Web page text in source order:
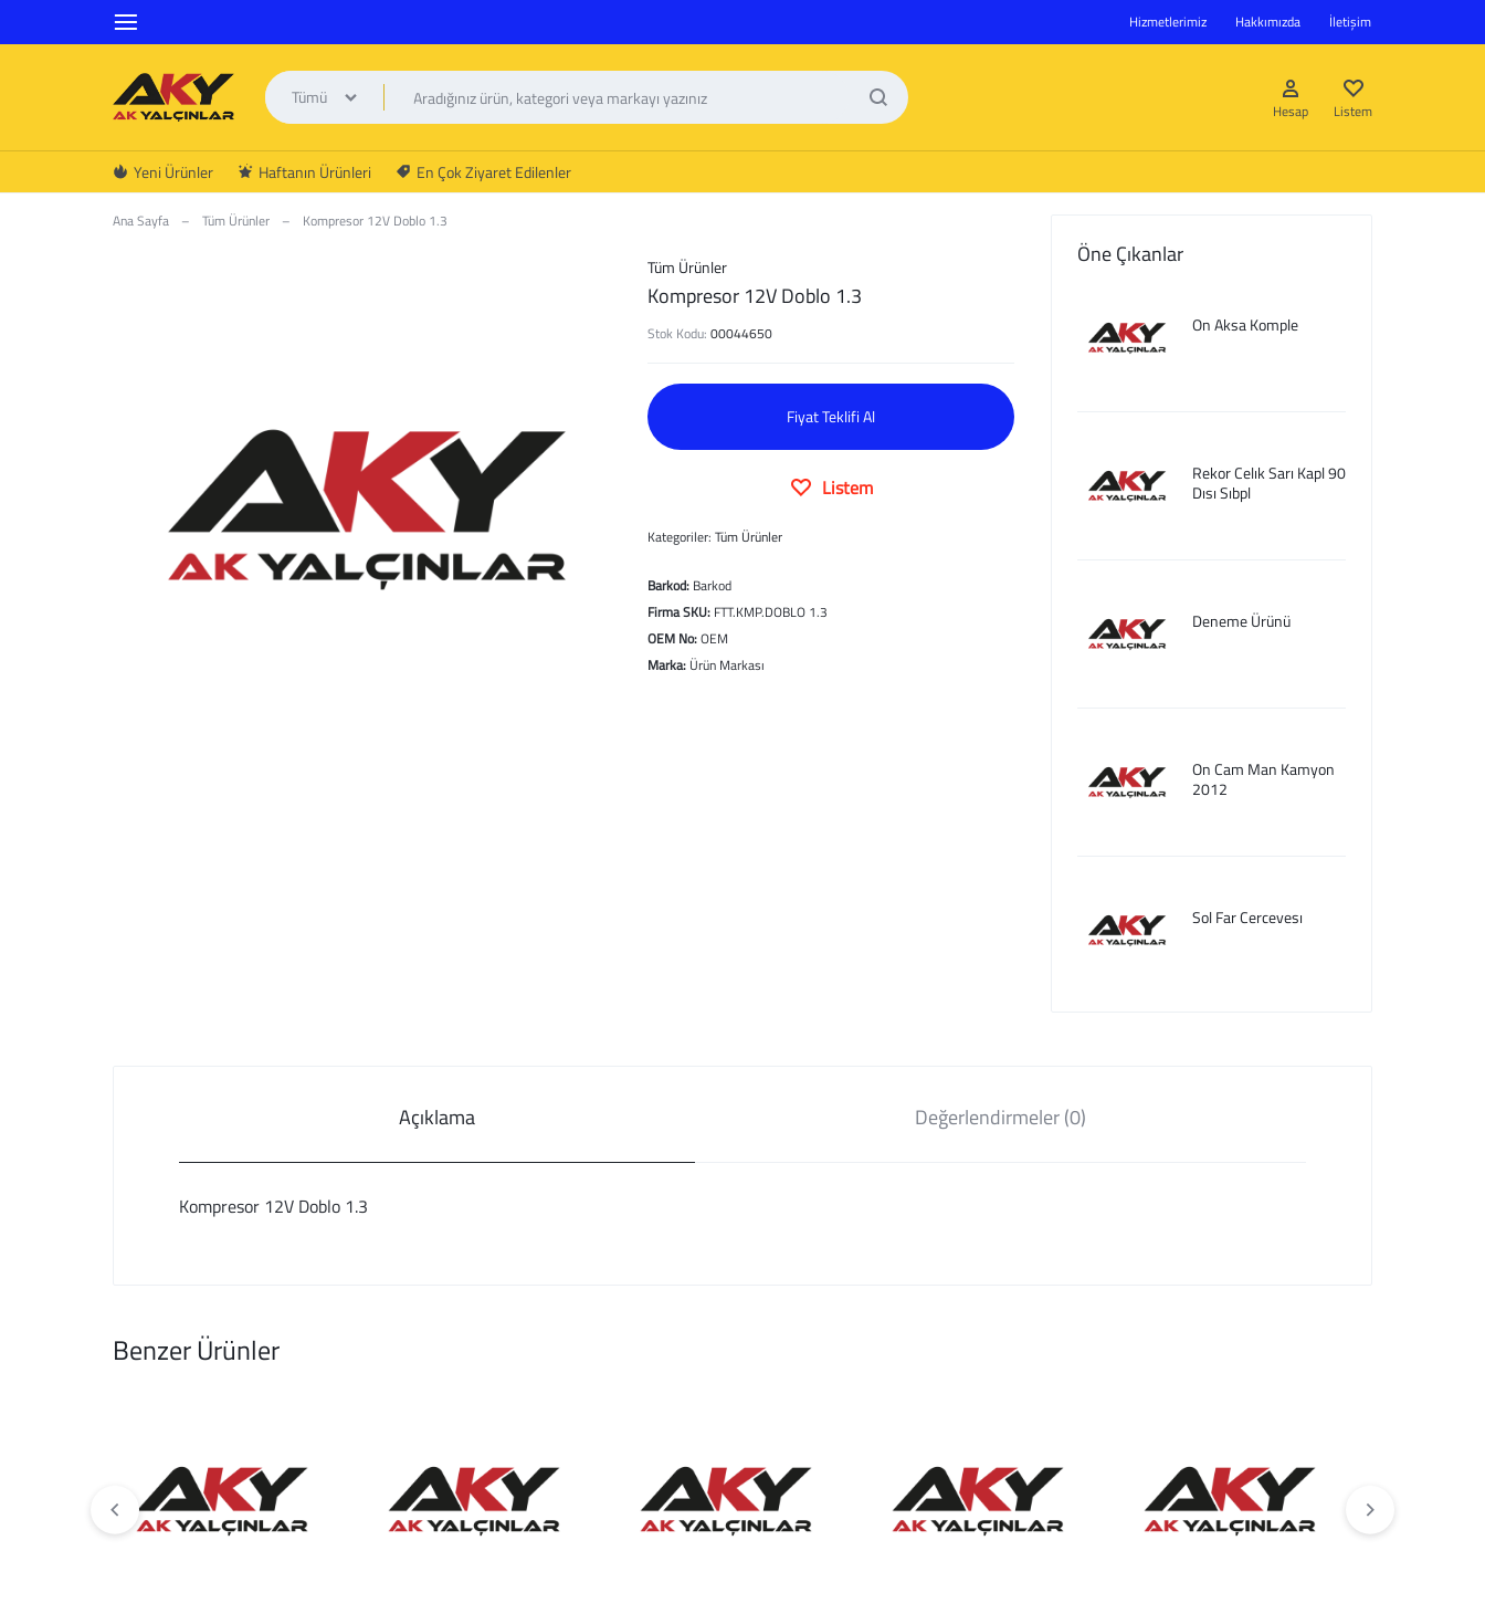
Hizmetlerimiz Hakkımızda İletişim
AK
YALÇINLAR
Tümü
Hesap
Hesap oluştur
Listem
Yeni Ürünler Haftanın Ürünleri En Çok Ziyaret Edilenler
Ana Sayfa – Tüm Ürünler – Kompresor 12V Doblo 1.3
Tüm Ürünler
Kompresor 12V Doblo 1.3
Stok Kodu:00044650
Fiyat Teklifi Al
Listem
Kategoriler:Tüm Ürünler
Barkod: Barkod
Firma SKU: FTT.KMP.DOBLO 1.3
OEM No:OEM
Marka: Ürün Markası
Öne Çıkanlar
On Aksa Komple
Rekor Celık Sarı Kapl 90
Dısı Sıbpl
Deneme Ürünü
On Cam Man Kamyon
2012
Sol Far Cercevesı
Açıklama Değerlendirmeler (0)
Kompresor 12V Doblo 1.3
Benzer Ürünler